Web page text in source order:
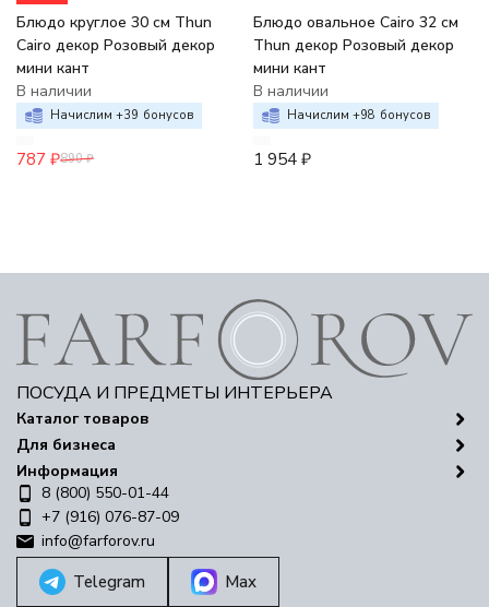
Блюдо круглое 30 см Thun
Cairo декор Розовый декор
мини кант
В наличии
Начислим +39 бонусов
787 ₽890 ₽
Блюдо овальное Cairo 32 см
Thun декор Розовый декор
мини кант
В наличии
Начислим +98 бонусов
1 954 ₽
ПОСУДА И ПРЕДМЕТЫ ИНТЕРЬЕРА
Каталог товаров
Для бизнеса
Информация
8 (800) 550-01-44
+7 (916) 076-87-09
info@farforov.ru
Telegram Max